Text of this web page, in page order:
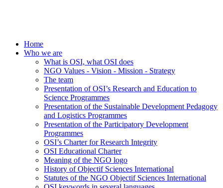
Home
Who we are
What is OSI, what OSI does
NGO Values - Vision - Mission - Strategy
The team
Presentation of OSI’s Research and Education to
Science Programmes
Presentation of the Sustainable Development Pedagogy
and Logistics Programmes
Presentation of the Participatory Development
Programmes
OSI’s Charter for Research Integrity
OSI Educational Charter
Meaning of the NGO logo
History of Objectif Sciences International
Statutes of the NGO Objectif Sciences International